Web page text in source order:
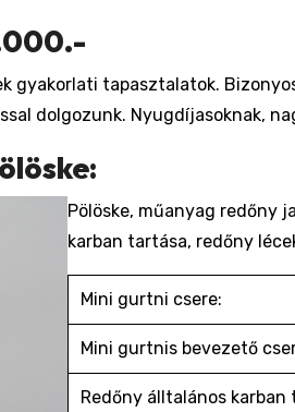
gyakorlati tapasztalatok.
dolgozunk. Nyugdíjasoknak,
Pölöske, műanyag redőny
karban tartása, redőny
Mini gurtni csere:
Mini gurtnis bevezető
Redőny álltalános karban